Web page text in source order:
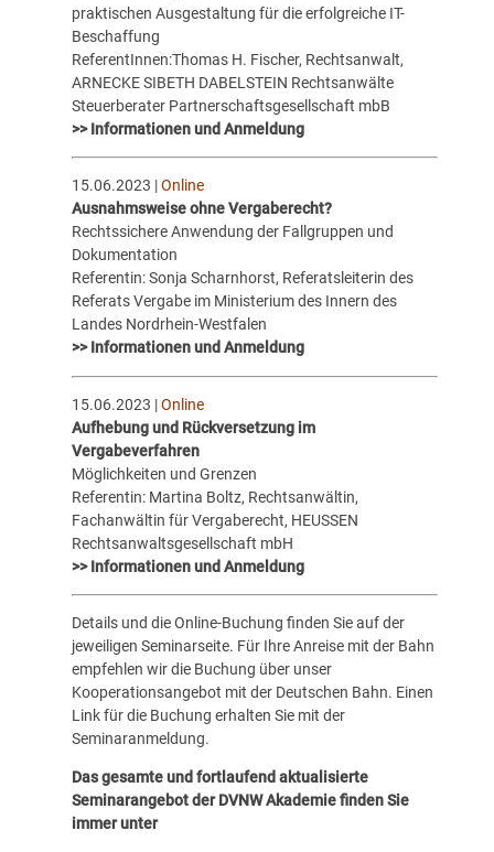
praktischen Ausgestaltung für die erfolgreiche IT-
Beschaffung
ReferentInnen:Thomas H. Fischer, Rechtsanwalt,
ARNECKE SIBETH DABELSTEIN Rechtsanwälte
Steuerberater Partnerschaftsgesellschaft mbB
>> Informationen und Anmeldung
15.06.2023 |Online
Ausnahmsweise ohne Vergaberecht?
Rechtssichere Anwendung der Fallgruppen und
Dokumentation
Referentin: Sonja Scharnhorst, Referatsleiterin des
Referats Vergabe im Ministerium des Innern des
Landes Nordrhein-Westfalen
>> Informationen und Anmeldung
15.06.2023 |Online
Aufhebung und Rückversetzung im
Vergabeverfahren
Möglichkeiten und Grenzen
Referentin: Martina Boltz, Rechtsanwältin,
Fachanwältin für Vergaberecht, HEUSSEN
Rechtsanwaltsgesellschaft mbH
>> Informationen und Anmeldung
Details und die Online-Buchung finden Sie auf der
jeweiligen Seminarseite. Für Ihre Anreise mit der Bahn
empfehlen wir die Buchung über unser
Kooperationsangebot mit der Deutschen Bahn. Einen
Link für die Buchung erhalten Sie mit der
Seminaranmeldung.
Das gesamte und fortlaufend aktualisierte
Seminarangebot der DVNW Akademie finden Sie
immer unter